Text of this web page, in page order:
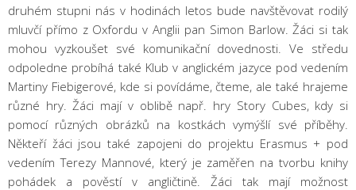
druhém stupni nás v hodinách letos bude navštěvovat rodilý
mluvčí přímo z Oxfordu v Anglii pan Simon Barlow. Žáci si tak
mohou vyzkoušet své komunikační dovednosti. Ve středu
odpoledne probíhá také Klub v anglickém jazyce pod vedením
Martiny Fiebigerové, kde si povídáme, čteme, ale také hrajeme
různé hry. Žáci mají v oblibě např. hry Story Cubes, kdy si
pomocí různých obrázků na kostkách vymýšlí své příběhy.
Někteří žáci jsou také zapojeni do projektu Erasmus + pod
vedením Terezy Mannové, který je zaměřen na tvorbu knihy
pohádek a pověstí v angličtině. Žáci tak mají možnost